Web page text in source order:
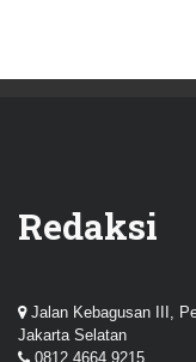
Redaksi
Jalan Kebagusan III,
Jakarta Selatan
0812 4664 9215